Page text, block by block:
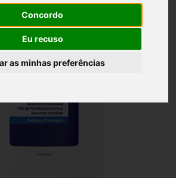
Concordo
Eu recuso
as minhas preferências